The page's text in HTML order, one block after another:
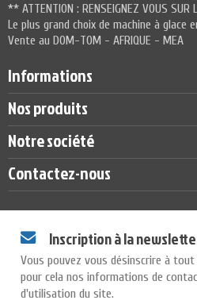
** ATTENTION : RENSEIGNEZ VOUS SUR
Le plus grand choix de machine à glace
Vente au DOM-TOM - AFRIQUE - MEA
Informations
Nos produits
Notre société
Contactez-nous
Inscription à la
Vous pouvez vous désinscrire à
pour cela nos informations de
d'utilisation du site.